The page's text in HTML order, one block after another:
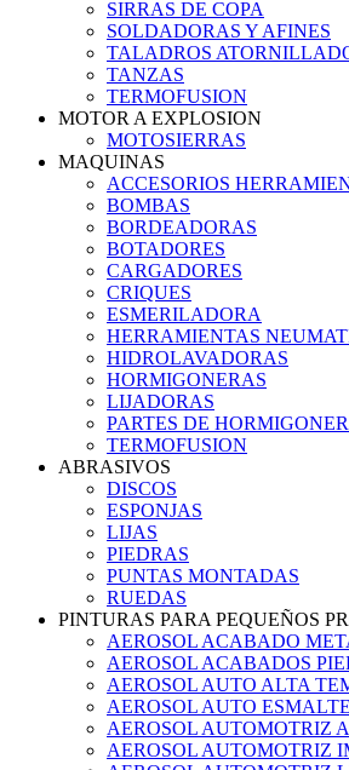
SIRRAS DE COPA
SOLDADORAS Y AFINES
TALADROS
TANZAS
TERMOFUSION
MOTOR A EXPLOSION
MOTOSIERRAS
MAQUINAS
ACCESORIOS
BOMBAS
BORDEADORAS
BOTADORES
CARGADORES
CRIQUES
ESMERILADORA
HERRAMIENTAS
HIDROLAVADORAS
HORMIGONERAS
LIJADORAS
PARTES DE
TERMOFUSION
ABRASIVOS
DISCOS
ESPONJAS
LIJAS
PIEDRAS
PUNTAS MONTADAS
RUEDAS
PINTURAS PARA PEQUEÑOS
AEROSOL ACABADO
AEROSOL ACABADOS
AEROSOL AUTO ALTA
AEROSOL AUTO
AEROSOL AUTOMOTRIZ
AEROSOL AUTOMOTRIZ